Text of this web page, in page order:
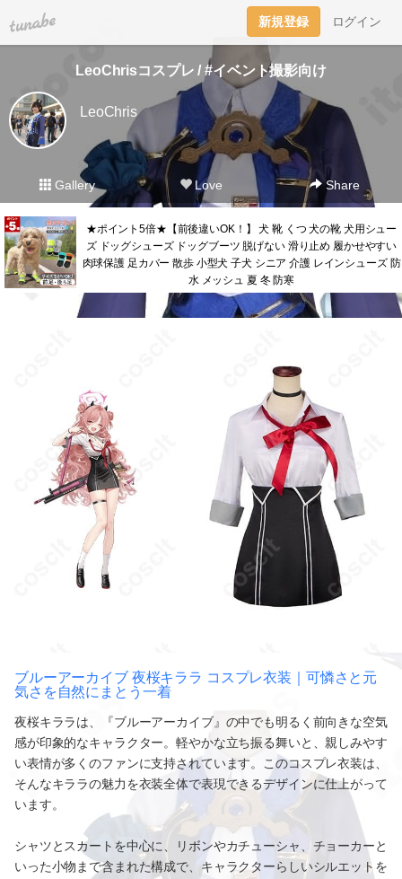
tuna.be 新規登録 ログイン
LeoChrisコスプレ / #イベント撮影向け
LeoChris
Gallery Love Share
★ポイント5倍★【前後違いOK！】 犬 靴 くつ 犬の靴 犬用シュー
ズ ドッグシューズ ドッグブーツ 脱げない 滑り止め 履かせやすい
肉球保護 足カバー 散歩 小型犬 子犬 シニア 介護 レインシューズ 防
水 メッシュ 夏 冬 防寒
ブルーアーカイブ 夜桜キララ コスプレ衣装｜可憐さと元
気さを自然にまとう一着
夜桜キララは、『ブルーアーカイブ』の中でも明るく前向きな空気
感が印象的なキャラクター。軽やかな立ち振る舞いと、親しみやす
い表情が多くのファンに支持されています。このコスプレ衣装は、
そんなキララの魅力を衣装全体で表現できるデザインに仕上がって
います。
シャツとスカートを中心に、リボンやカチューシャ、チョーカーと
いった小物まで含まれた構成で、キャラクターらしいシルエットを